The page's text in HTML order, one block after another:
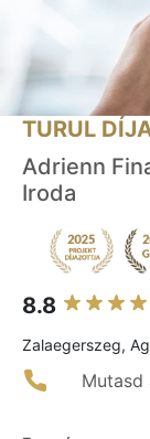
TURUL
Adrienn
Iroda
8.8
Zalaegerszeg,
Mutasd